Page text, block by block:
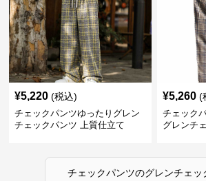
¥5,220 (税込)
チェックパンツゆったりグレン
チェックパンツ 上質仕立て
¥5,260 (
チェック
グレンチ
チェックパンツのグレンチェッ